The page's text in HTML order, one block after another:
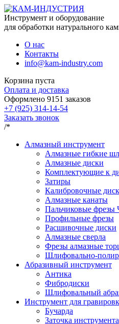
Инструмент и оборудование
для обработки натурального
О нас
Контакты
info@kam-industry.com
Корзина пуста
Оплата и доставка
Оформлено 9151 заказов
+7 (925) 314-14-54
Заказать звонок
/*
Алмазный инструмент
Алмазные гибкие
Алмазные диски
Комплектующие к
Затиры
Калибровочные
Алмазные канаты
Пальчиковые
Профильные фрезы
Расшивочные диски
Алмазные сверла
Фрезы алмазные
Шлифовально-
Абразивный инструмент
Антика
Фибродиски
Шлифовальный
Инструмент для
Бучарда
Заточка инструмента